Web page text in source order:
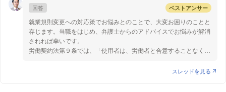
なお、買主がAさんに決まっているのであれば、お母さまの名義を
経由する必要性はないように思います。登記費用や税金が余分にか
かるおそれがあるように思います。
基づくものなので、相手方が破産手続をとる場合でも原状回復費用
けて有料で受けており、面談をおこなったのはその3名です。この3名
から時期社長が任命されるそうです。
私の時は①定年が65か60になり、その後は非正社員雇用となる予定
だとのお話でした。
面談は全職員に対して行なわれ、一部のパートさんは集団での説明で
した。
社員へ変更、③夜勤手当の減額、④年間休日から祝日休みをなくす
回答 ベストアンサー
就業規則変更への対応策でお悩みとのことで、大変お困りのことと
存じます。当職をはじめ、弁護士からのアドバイスでお悩みが解消
されれば幸いです。
労働契約法第９条では、「使用者は、労働者と合意することなく、
である労働条件を変更することはできない。ただし、次条の場合
スレッドを見る